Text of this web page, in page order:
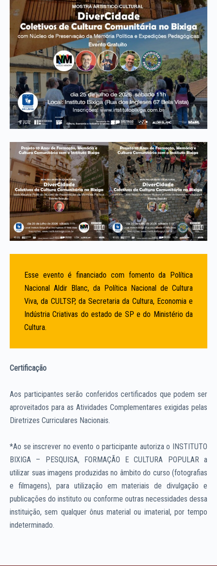
Esse evento é financiado com fomento da Política
Nacional Aldir Blanc, da Política Nacional de Cultura
Viva, da CULTSP, da Secretaria da Cultura, Economia e
Indústria Criativas do estado de SP e do Ministério da
Cultura.
Certificação
Aos participantes serão conferidos certificados que podem ser
aproveitados para as Atividades Complementares exigidas pelas
Diretrizes Curriculares Nacionais.
*Ao se inscrever no evento o participante autoriza o INSTITUTO
BIXIGA – PESQUISA, FORMAÇÃO E CULTURA POPULAR a
utilizar suas imagens produzidas no âmbito do curso (fotografias
e filmagens), para utilização em materiais de divulgação e
publicações do instituto ou conforme outras necessidades dessa
instituição, sem qualquer ônus material ou imaterial, por tempo
indeterminado.